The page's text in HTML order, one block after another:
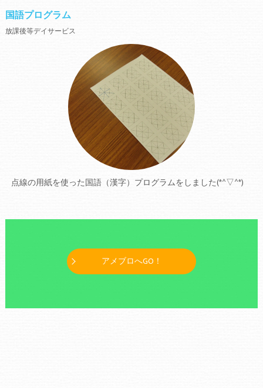
国語プログラム
放課後等デイサービス
点線の用紙を使った国語（漢字）プログラムをしました(*^▽^*)
アメブロへGO！